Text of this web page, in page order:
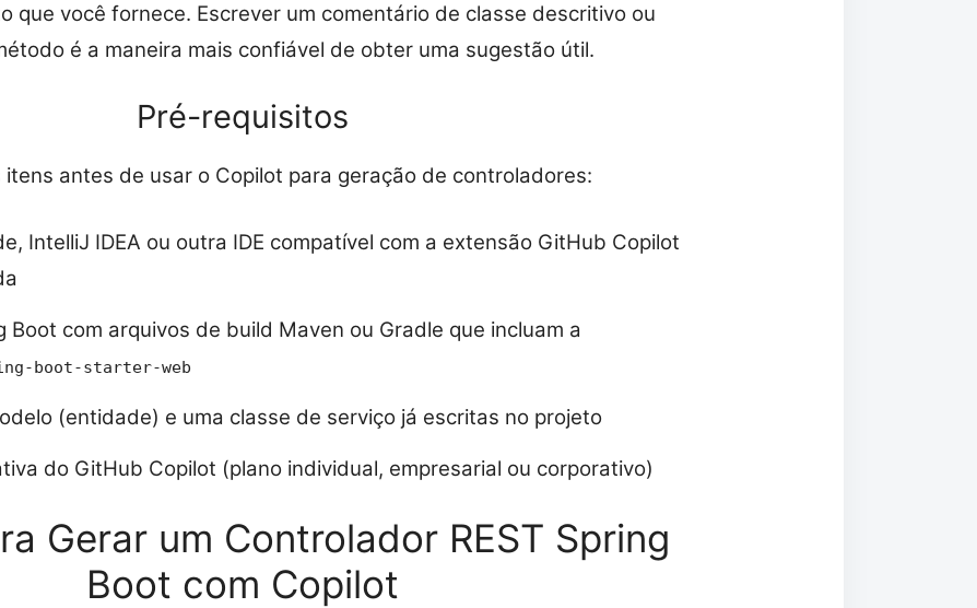
que você fornece. Escrever um comentário de classe descritivo ou
é a maneira mais confiável de obter uma sugestão útil.
Pré-requisitos
antes de usar o Copilot para geração de controladores:
IntelliJ IDEA ou outra IDE compatível com a extensão GitHub Copilot
Boot com arquivos de build Maven ou Gradle que incluam a
boot-starter-web
(entidade) e uma classe de serviço já escritas no projeto
do GitHub Copilot (plano individual, empresarial ou corporativo)
Gerar um Controlador REST Spring
Boot com Copilot